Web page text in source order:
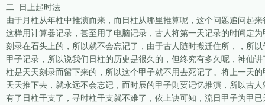
二 日上起时法
由于月柱从年柱中推演而来，而日柱从哪里推算呢，这个问题追问起
这样用计算器记录，甚至用了电脑记录，古人将第一天记录的时间定
刻录在石头上的，所以就不会忘记了，由于古人随时搬迁住所，，所
甲子记录，所以说我们日柱的历史是很久的，但终究有多久呢，神仙
柱是天天刻录而留下来的，所以这个甲子就不用去死记了。将上一天
天天推下去，就永远不会忘记，而时辰的甲子则要记忆推演，所以古
有了日柱干支了，寻时柱干支就不难了，依上诀可知，流日甲子为甲